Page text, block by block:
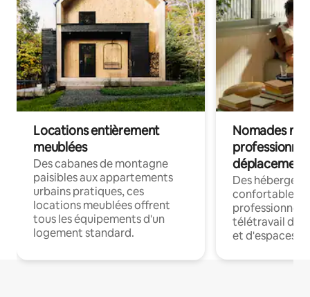
Locations entièrement
meublées
Des cabanes de montagne
paisibles aux appartements
urbains pratiques, ces
locations meublées offrent
tous les équipements d'un
logement standard.
Nomades
déplacement
Des
confortables
professionnels
télétravail
et d'espaces